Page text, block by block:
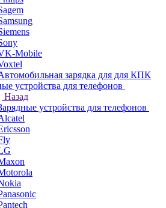
Mobile
зарядка для для КПК
устройства для телефонов
Назад
устройства для телефонов